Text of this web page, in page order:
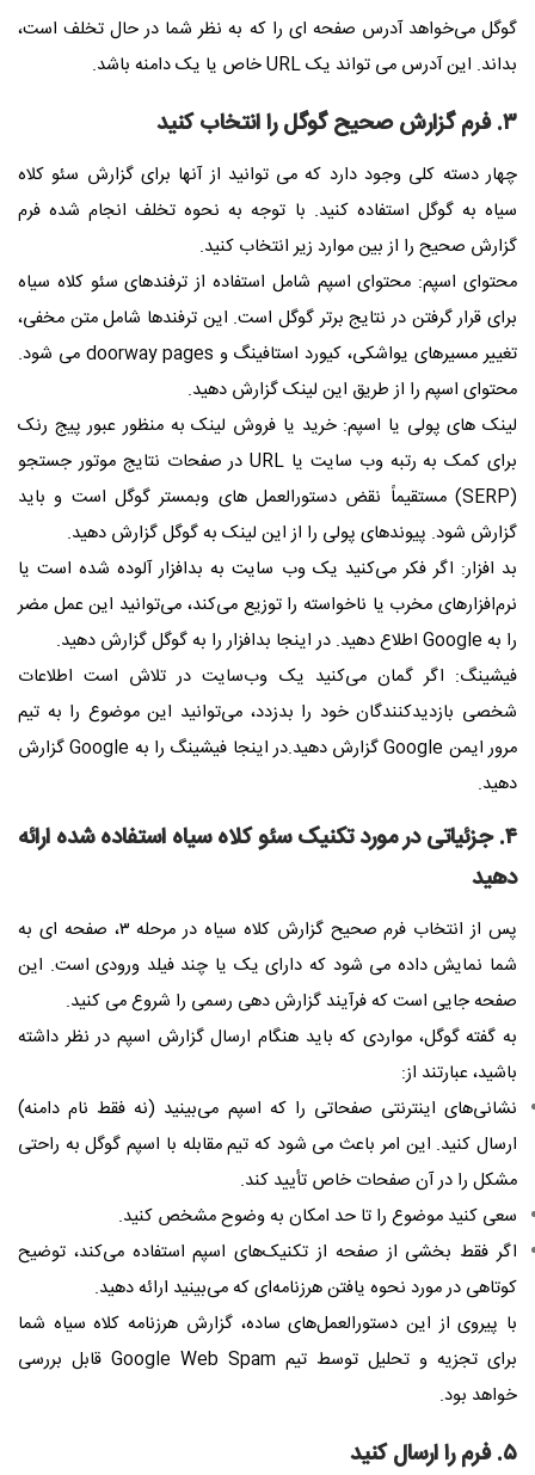
گوگل می‌خواهد آدرس صفحه ای را که به نظر شما در حال تخلف است،
بداند. این آدرس می تواند یکURLخاص یا یک دامنه باشد.
۳. فرم گزارش صحیح گوگل را انتخاب کنید
چهار دسته کلی وجود دارد که می توانید از آنها برای گزارش سئو کلاه
سیاه به گوگل استفاده کنید. با توجه به نحوه تخلف انجام شده فرم
گزارش صحیح را از بین موارد زیر انتخاب کنید.
محتوای اسپم: محتوای اسپم شامل استفاده از ترفندهای سئو کلاه سیاه
برای قرار گرفتن در نتایج برتر گوگل است. این ترفندها شامل متن مخفی،
تغییر مسیرهای یواشکی، کیورد استافینگ و doorway pages می شود.
محتوای اسپم را از طریق این لینکگزارش دهید.
لینک های پولی یا اسپم: خرید یا فروش لینک به منظور عبور پیج رنک
برای کمک به رتبه وب سایت یا URLدر صفحات نتایج موتور جستجو
(
SERP) مستقیماً نقض دستورالعمل های وبمستر گوگل است و باید
گزارش شود. پیوندهای پولی را ازاین لینک به گوگل گزارش دهید.
بد افزار: اگر فکر می‌کنید یک وب‌ سایت به بدافزار آلوده شده است یا
نرم‌افزارهای مخرب یا ناخواسته را توزیع می‌کند، می‌توانید این عمل مضر
را به Google اطلاع دهید. دراینجا بدافزار را به گوگل گزارش دهید.
فیشینگ: اگر گمان می‌کنید یک وب‌سایت در تلاش است اطلاعات
شخصی بازدیدکنندگان خود را بدزدد، می‌توانید این موضوع را به تیم
مرور ایمن Googleگزارش دهید.دراینجا فیشینگ را به Googleگزارش
دهید.
۴. جزئیاتی در مورد تکنیک سئو کلاه سیاه استفاده شده ارائه
دهید
پس از انتخاب فرم صحیح گزارش کلاه سیاه در مرحله ۳، صفحه ای به
شما نمایش داده می شود که دارای یک یا چند فیلد ورودی است. این
صفحه جایی است که فرآیند گزارش دهی رسمی را شروع می کنید.
به گفته گوگل، مواردی که باید هنگام ارسال گزارش اسپم در نظر داشته
باشید، عبارتند از:
نشانی‌های اینترنتی صفحاتی را که اسپم می‌بینید (نه فقط نام دامنه)
ارسال کنید. این امر باعث می شود که تیم مقابله با اسپم گوگل به راحتی
مشکل را در آن صفحات خاص تأیید کند.
سعی کنید موضوع را تا حد امکان به وضوح مشخص کنید.
اگر فقط بخشی از صفحه از تکنیک‌های اسپم استفاده می‌کند، توضیح
کوتاهی در مورد نحوه یافتن هرزنامه‌ای که می‌بینید ارائه دهید.
با پیروی از این دستورالعمل‌های ساده، گزارش هرزنامه کلاه سیاه شما
برای تجزیه و تحلیل توسط تیم Google Web Spam قابل بررسی
خواهد بود.
۵. فرم را ارسال کنید